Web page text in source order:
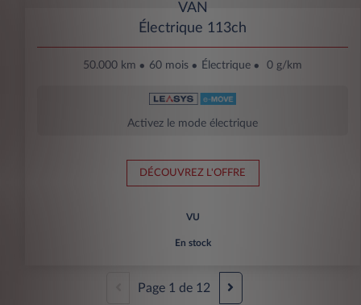
VAN
Électrique 113ch
50.000 km 60 mois Électrique 0 g/km
Activez le mode électrique
DÉCOUVREZ L'OFFRE
VU
En stock
Page 1 de 12